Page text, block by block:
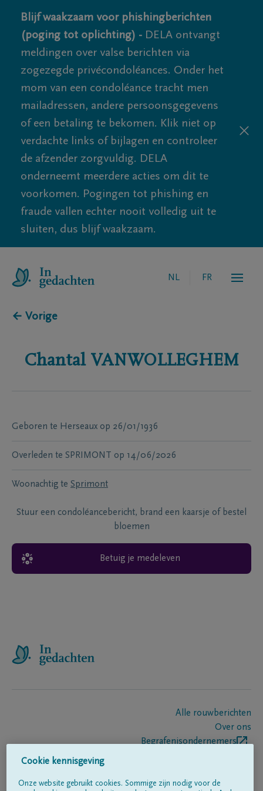
Blijf waakzaam voor phishingberichten
(poging tot oplichting) - DELA ontvangt
meldingen over valse berichten via
zogezegde privécondoléances. Onder het
mom van een condoléance tracht men
mailadressen, andere persoonsgegevens
of een betaling te bekomen. Klik niet op
verdachte links of bijlagen en controleer
de afzender zorgvuldig. DELA
onderneemt meerdere acties om dit te
voorkomen. Pogingen tot phishing en
fraude vallen echter nooit volledig uit te
sluiten, dus blijf waakzaam.
NL FR
← Vorige
Chantal VANWOLLEGHEM
Geboren te Herseaux op 26/01/1936
Overleden te SPRIMONT op 14/06/2026
Woonachtig te Sprimont
Stuur een condoléancebericht, brand een kaarsje of bestel
bloemen
Betuig je medeleven
Alle rouwberichten
Over ons
Begrafenisondernemers
Cookie kennisgeving
Onze website gebruikt cookies. Sommige zijn nodig voor de